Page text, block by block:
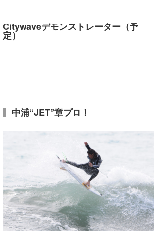
Citywaveデモンストレーター（予
定）
中浦“JET”章プロ！